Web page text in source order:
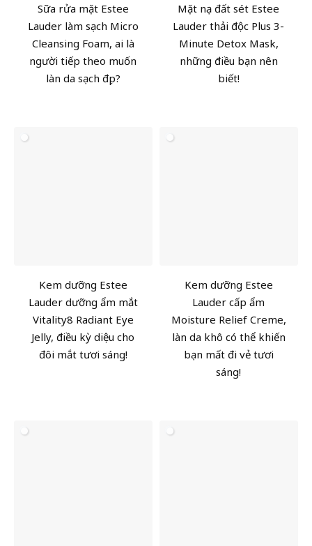
Sữa rửa mặt Estee
Lauder làm sạch Micro
Cleansing Foam, ai là
người tiếp theo muốn
làn da sạch đẹp?
Mặt nạ đất sét Estee
Lauder thải độc Plus 3-
Minute Detox Mask,
những điều bạn nên
biết!
Kem dưỡng Estee
Lauder dưỡng ẩm mắt
Vitality8 Radiant Eye
Jelly, điều kỳ diệu cho
đôi mắt tươi sáng!
Kem dưỡng Estee
Lauder cấp ẩm
Moisture Relief Creme,
làn da khô có thể khiến
bạn mất đi vẻ tươi
sáng!